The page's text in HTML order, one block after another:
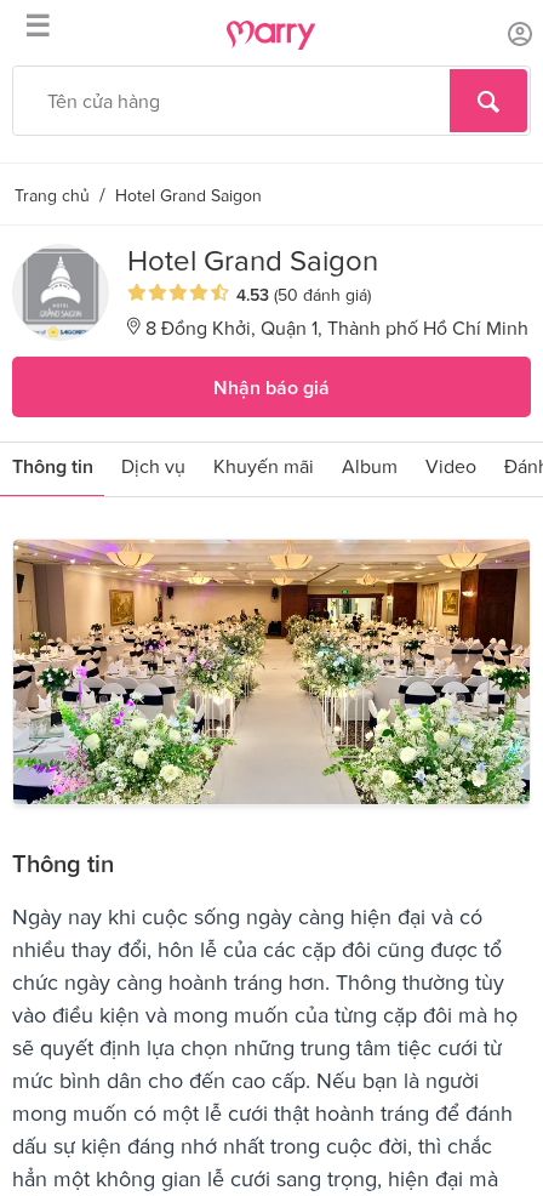
☰
Trang chủ / Hotel Grand Saigon
Hotel Grand Saigon
4.53 (50 đánh giá)
8 Đồng Khởi, Quận 1, Thành phố Hồ Chí Minh
Nhận báo giá
Thông tin Dịch vụ Khuyến mãi Album Video
Thông tin
Ngày nay khi cuộc sống ngày càng hiện đại và có
nhiều thay đổi, hôn lễ của các cặp đôi cũng được tổ
chức ngày càng hoành tráng hơn. Thông thường tùy
vào điều kiện và mong muốn của từng cặp đôi mà họ
sẽ quyết định lựa chọn những trung tâm tiệc cưới từ
mức bình dân cho đến cao cấp. Nếu bạn là người
mong muốn có một lễ cưới thật hoành tráng để đánh
dấu sự kiện đáng nhớ nhất trong cuộc đời, thì chắc
hẳn một không gian lễ cưới sang trọng, hiện đại mà